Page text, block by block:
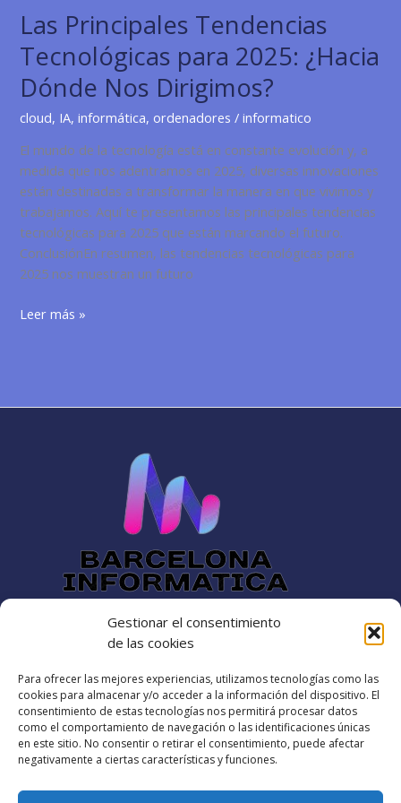
Gestionar el consentimiento
de las cookies
Para ofrecer las mejores experiencias, utilizamos tecnologías como las
cookies para almacenar y/o acceder a la información del dispositivo. El
consentimiento de estas tecnologías nos permitirá procesar datos
como el comportamiento de navegación o las identificaciones únicas
en este sitio. No consentir o retirar el consentimiento, puede afectar
negativamente a ciertas características y funciones.
Las Principales Tendencias
Tecnológicas para 2025: ¿Hacia
Dónde Nos Dirigimos?
cloud, IA,informática, ordenadores /informatico
El mundo de la tecnología está en constante evolución y, a
medida que nos adentramos en 2025, diversas innovaciones
están destinadas a transformar la manera en que vivimos y
trabajamos. Aquí te presentamos las principales tendencias
tecnológicas para 2025 que están marcando el futuro.
ConclusiónEn resumen, las tendencias tecnológicas para
2025 nos muestran un futuro
Las
Leer más »
Rambla catalana 60
barcelonainformatica88@gmail.com​
+34 642-16-12-25